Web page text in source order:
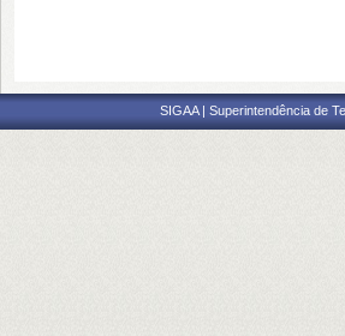
SIGAA | Superintendência de